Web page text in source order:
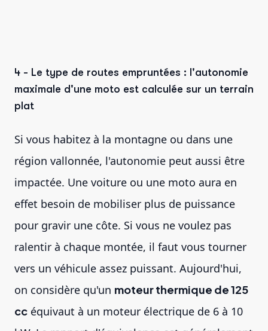
4 - Le type de routes empruntées : l'autonomie
maximale d'une moto est calculée sur un terrain
plat
Si vous habitez à la montagne ou dans une
région vallonnée, l'autonomie peut aussi être
impactée. Une voiture ou une moto aura en
effet besoin de mobiliser plus de puissance
pour gravir une côte. Si vous ne voulez pas
ralentir à chaque montée, il faut vous tourner
vers un véhicule assez puissant. Aujourd'hui,
on considère qu'un moteur thermique de 125
cc équivaut à un moteur électrique de 6 à 10